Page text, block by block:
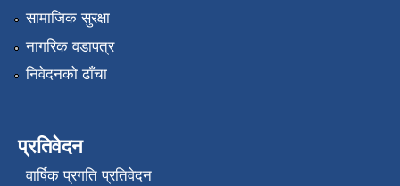
सामाजिक सुरक्षा
नागरिक वडापत्र
निवेदनको ढाँचा
प्रतिवेदन
वार्षिक प्रगति प्रतिवेदन